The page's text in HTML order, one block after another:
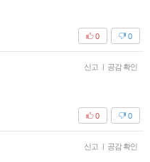
0
0
신고 | 공감 확인
0
0
신고 | 공감 확인